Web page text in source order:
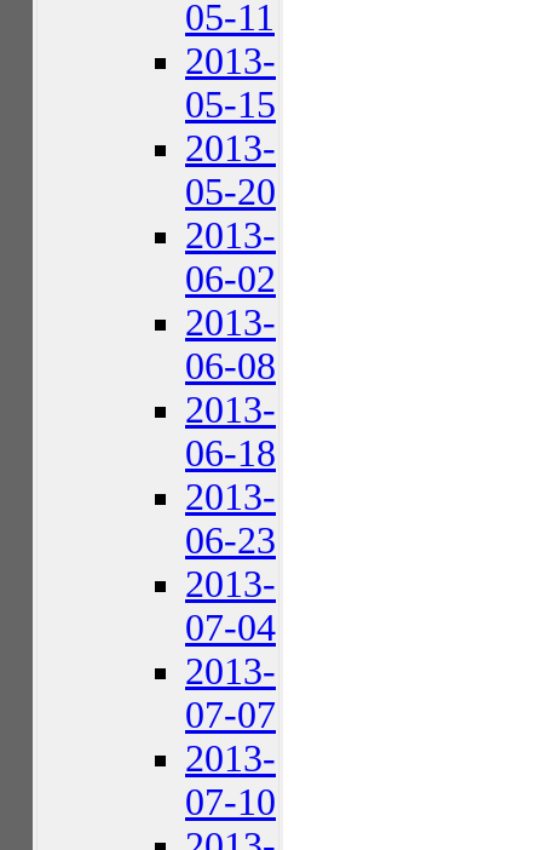
05-11
2013-
05-15
2013-
05-20
2013-
06-02
2013-
06-08
2013-
06-18
2013-
06-23
2013-
07-04
2013-
07-07
2013-
07-10